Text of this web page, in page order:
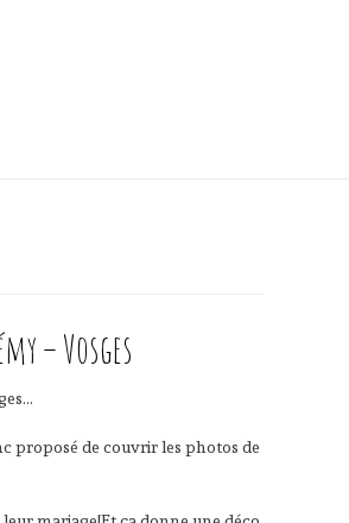
– Vosges
proposé de couvrir les photos de